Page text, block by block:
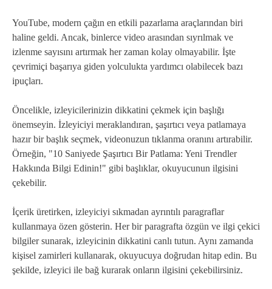
YouTube, modern çağın en etkili pazarlama araçlarından biri
haline geldi. Ancak, binlerce video arasından sıyrılmak ve
izlenme sayısını artırmak her zaman kolay olmayabilir. İşte
çevrimiçi başarıya giden yolculukta yardımcı olabilecek bazı
ipuçları.
Öncelikle, izleyicilerinizin dikkatini çekmek için başlığı
önemseyin. İzleyiciyi meraklandıran, şaşırtıcı veya patlamaya
hazır bir başlık seçmek, videonuzun tıklanma oranını artırabilir.
Örneğin, "10 Saniyede Şaşırtıcı Bir Patlama: Yeni Trendler
Hakkında Bilgi Edinin!" gibi başlıklar, okuyucunun ilgisini
çekebilir.
İçerik üretirken, izleyiciyi sıkmadan ayrıntılı paragraflar
kullanmaya özen gösterin. Her bir paragrafta özgün ve ilgi çekici
bilgiler sunarak, izleyicinin dikkatini canlı tutun. Aynı zamanda
kişisel zamirleri kullanarak, okuyucuya doğrudan hitap edin. Bu
şekilde, izleyici ile bağ kurarak onların ilgisini çekebilirsiniz.